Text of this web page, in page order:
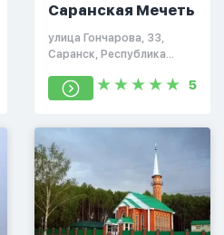
Саранская Мечеть
улица Гончарова, 33,
Саранск, Республика
430030
5